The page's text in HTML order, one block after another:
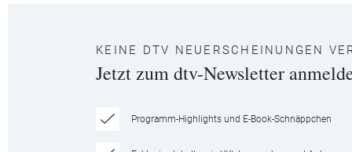
KEINE DTV NEUERSCHEINUNGEN
Jetzt zum dtv-Newsletter
Programm-Highlights und E-Book-Schnäppchen